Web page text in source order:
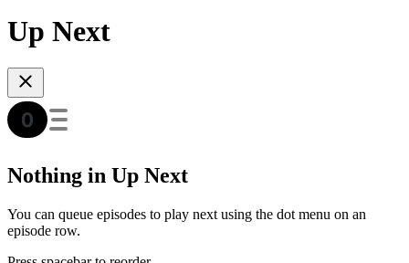
Up Next
Nothing in Up Next
You can queue episodes to play next using the dot menu on an
episode row.